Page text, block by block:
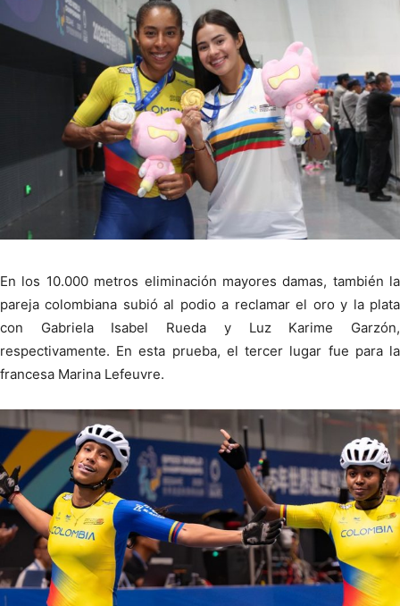
En los 10.000 metros eliminación mayores damas, también la
pareja colombiana subió al podio a reclamar el oro y la plata
con Gabriela Isabel Rueda y Luz Karime Garzón,
respectivamente. En esta prueba, el tercer lugar fue para la
francesa Marina Lefeuvre.